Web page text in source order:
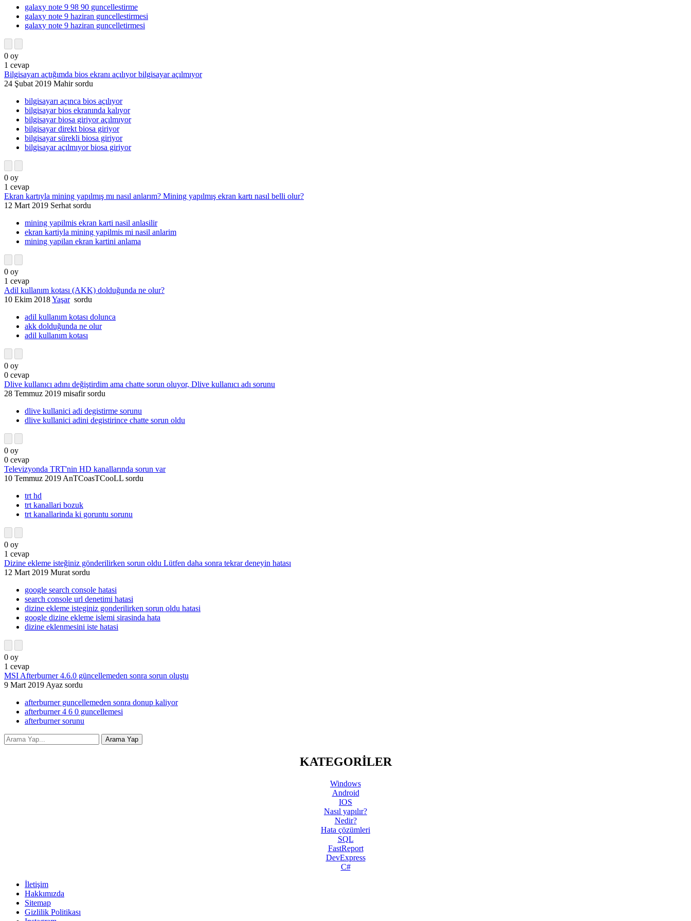
galaxy note 9 98 90 guncellestirme
galaxy note 9 haziran guncellestirmesi
galaxy note 9 haziran guncelletirmesi
0 oy
1 cevap
Bilgisayarı açtığımda bios ekranı açılıyor bilgisayar açılmıyor
24 Şubat 2019 Mahir sordu
bilgisayarı açınca bios açılıyor
bilgisayar bios ekranında kalıyor
bilgisayar biosa giriyor açılmıyor
bilgisayar direkt biosa giriyor
bilgisayar sürekli biosa giriyor
bilgisayar açılmıyor biosa giriyor
0 oy
1 cevap
Ekran kartıyla mining yapılmış mı nasıl anlarım? Mining yapılmış ekran kartı nasıl belli olur?
12 Mart 2019 Serhat sordu
mining yapilmis ekran karti nasil anlasilir
ekran kartiyla mining yapilmis mi nasil anlarim
mining yapilan ekran kartini anlama
0 oy
1 cevap
Adil kullanım kotası (AKK) dolduğunda ne olur?
10 Ekim 2018Yaşar sordu
adil kullanım kotası dolunca
akk dolduğunda ne olur
adil kullanım kotası
0 oy
0 cevap
Dlive kullanıcı adını değiştirdim ama chatte sorun oluyor, Dlive kullanıcı adı sorunu
28 Temmuz 2019 misafir sordu
dlive kullanici adi degistirme sorunu
dlive kullanici adini degistirince chatte sorun oldu
0 oy
0 cevap
Televizyonda TRT'nin HD kanallarında sorun var
10 Temmuz 2019 AnTCoasTCooLL sordu
trt hd
trt kanallari bozuk
trt kanallarinda ki goruntu sorunu
0 oy
1 cevap
Dizine ekleme isteğiniz gönderilirken sorun oldu Lütfen daha sonra tekrar deneyin hatası
12 Mart 2019 Murat sordu
google search console hatasi
search console url denetimi hatasi
dizine ekleme isteginiz gonderilirken sorun oldu hatasi
google dizine ekleme islemi sirasinda hata
dizine eklenmesini iste hatasi
0 oy
1 cevap
MSI Afterburner 4.6.0 güncellemeden sonra sorun oluştu
9 Mart 2019 Ayaz sordu
afterburner guncellemeden sonra donup kaliyor
afterburner 4 6 0 guncellemesi
afterburner sorunu
KATEGORİLER
Windows
Android
IOS
Nasıl yapılır?
Nedir?
Hata çözümleri
SQL
FastReport
DevExpress
C#
İletişim
Hakkımızda
Sitemap
Gizlilik Politikası